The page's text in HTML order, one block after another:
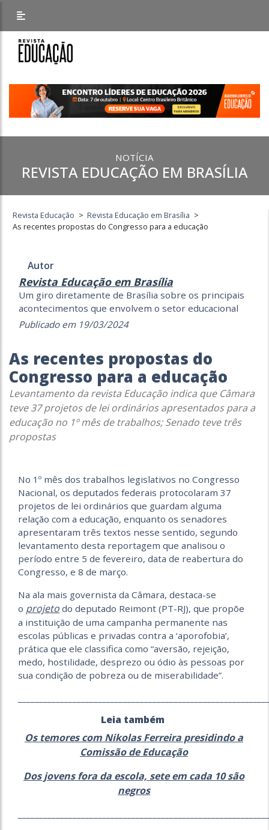
NOTÍCIA
REVISTA EDUCAÇÃO EM BRASÍLIA
Revista Educação > Revista Educação em Brasília >
As recentes propostas do Congresso para a educação
Autor
Revista Educação em Brasília
Um giro diretamente de Brasília sobre os principais
acontecimentos que envolvem o setor educacional
Publicado em 19/03/2024
As recentes propostas do
Congresso para a educação
Levantamento da revista Educação indica que Câmara
teve 37 projetos de lei ordinários apresentados para a
educação no 1º mês de trabalhos; Senado teve três
propostas
No 1º mês dos trabalhos legislativos no Congresso
Nacional, os deputados federais protocolaram 37
projetos de lei ordinários que guardam alguma
relação com a educação, enquanto os senadores
apresentaram três textos nesse sentido, segundo
levantamento desta reportagem que analisou o
período entre 5 de fevereiro, data de reabertura do
Congresso, e 8 de março.
Na ala mais governista da Câmara, destaca-se
o projeto do deputado Reimont (PT-RJ), que propõe
a instituição de uma campanha permanente nas
escolas públicas e privadas contra a ‘aporofobia’,
prática que ele classifica como “aversão, rejeição,
medo, hostilidade, desprezo ou ódio às pessoas por
sua condição de pobreza ou de miserabilidade”.
Leia também
Os temores com Nikolas Ferreira presidindo a
Comissão de Educação
Dos jovens fora da escola, sete em cada 10 são
negros